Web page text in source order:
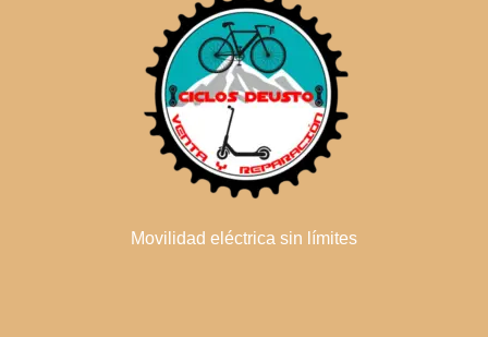
Movilidad eléctrica sin límites